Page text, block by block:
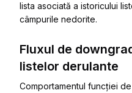
lista asociată a istoricului
câmpurile nedorite.
Fluxul de
listelor derulante
Comportamentul funcției